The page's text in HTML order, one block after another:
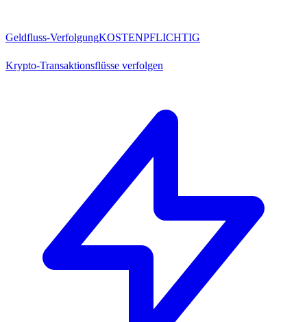
Geldfluss-VerfolgungKOSTENPFLICHTIG
Krypto-Transaktionsflüsse verfolgen